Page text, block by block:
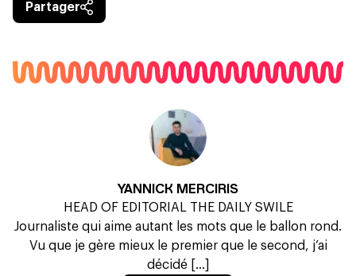
Partager
YANNICK MERCIRIS
HEAD OF EDITORIAL THE DAILY SWILE
Journaliste qui aime autant les mots que le ballon rond.
Vu que je gère mieux le premier que le second, j’ai
décidé [...]